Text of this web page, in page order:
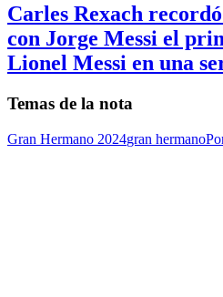
Carles Rexach
con Jorge Messi el
Lionel Messi en una
Temas de la nota
Gran Hermano 2024gran hermano